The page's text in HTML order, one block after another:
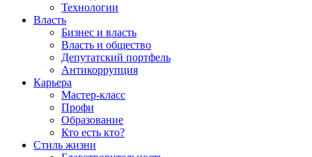
Технологии
Власть
Бизнес и власть
Власть и общество
Депутатский портфель
Антикоррупция
Карьера
Мастер-класс
Профи
Образование
Кто есть кто?
Стиль жизни